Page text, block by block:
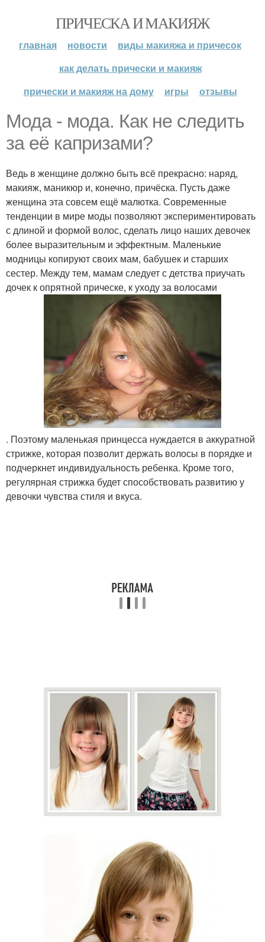
ПРИЧЕСКА И МАКИЯЖ
главная новости
виды макияжа и причесок
как делать прически и макияж
прически и макияж на дому
игры отзывы
Мода - мода. Как не следить
за её капризами?
Ведь в женщине должно быть всё прекрасно: наряд,
макияж, маникюр и, конечно, причёска. Пусть даже
женщина эта совсем ещё малютка. Современные
тенденции в мире моды позволяют экспериментировать
с длиной и формой волос, сделать лицо наших девочек
более выразительным и эффектным. Маленькие
модницы копируют своих мам, бабушек и старших
сестер. Между тем, мамам следует с детства приучать
дочек к опрятной прическе, к уходу за волосами
. Поэтому маленькая принцесса нуждается в аккуратной
стрижке, которая позволит держать волосы в порядке и
подчеркнет индивидуальность ребенка. Кроме того,
регулярная стрижка будет способствовать развитию у
девочки чувства стиля и вкуса.